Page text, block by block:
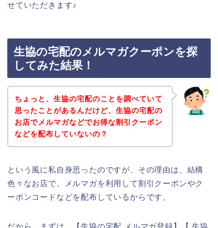
せていただきます♪
生協の宅配のメルマガクーポンを探
してみた結果！
ちょっと、生協の宅配のことを調べていて
思ったことがあるんだけど、生協の宅配の
お店でメルマガなどでお得な割引クーポン
などを配布していないの？
という風に私自身思ったのですが、その理由は、結構
色々なお店で、メルマガを利用して割引クーポンやク
ーポンコードなどを配布しているからです。
だから、まずは、【生協の宅配 メルマガ登録】【 生協